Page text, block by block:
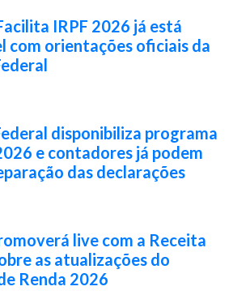
IRPF 2026 já está
com orientações oficiais da
disponibiliza programa
e contadores já podem
das declarações
live com a Receita
as atualizações do
Renda 2026